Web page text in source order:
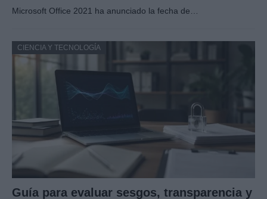
Microsoft Office 2021 ha anunciado la fecha de…
CIENCIA Y TECNOLOGÍA
Guía para evaluar sesgos, transparencia y